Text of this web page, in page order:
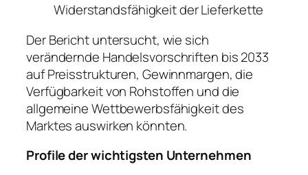
Widerstandsfähigkeit der Lieferkette
Der Bericht untersucht, wie sich
verändernde Handelsvorschriften bis 2033
auf Preisstrukturen, Gewinnmargen, die
Verfügbarkeit von Rohstoffen und die
allgemeine Wettbewerbsfähigkeit des
Marktes auswirken könnten.
Profile der wichtigsten Unternehmen